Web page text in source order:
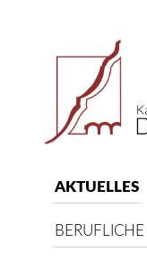
AKTUELLES